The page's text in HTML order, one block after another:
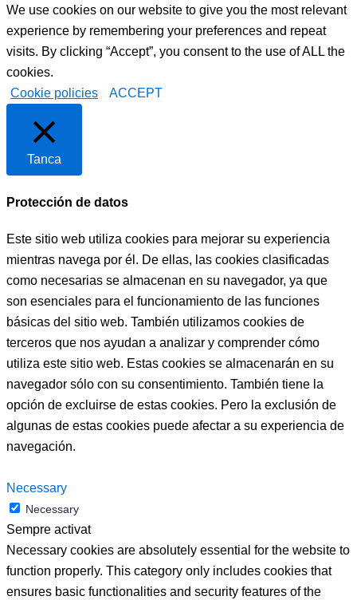
We use cookies on our website to give you the most relevant
experience by remembering your preferences and repeat
visits. By clicking “Accept”, you consent to the use of ALL the
cookies.
Cookie policies
ACCEPT
Tanca
Protección de datos
Este sitio web utiliza cookies para mejorar su experiencia
mientras navega por él. De ellas, las cookies clasificadas
como necesarias se almacenan en su navegador, ya que
son esenciales para el funcionamiento de las funciones
básicas del sitio web. También utilizamos cookies de
terceros que nos ayudan a analizar y comprender cómo
utiliza este sitio web. Estas cookies se almacenarán en su
navegador sólo con su consentimiento. También tiene la
opción de excluirse de estas cookies. Pero la exclusión de
algunas de estas cookies puede afectar a su experiencia de
navegación.
Necessary
Necessary
Sempre activat
Necessary cookies are absolutely essential for the website to
function properly. This category only includes cookies that
ensures basic functionalities and security features of the